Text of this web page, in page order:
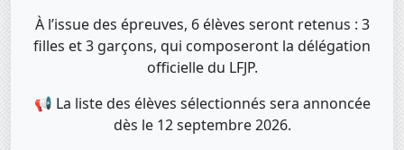
À l’issue des épreuves, 6 élèves seront retenus : 3
filles et 3 garçons, qui composeront la délégation
officielle du LFJP.
📢 La liste des élèves sélectionnés sera annoncée
dès le 12 septembre 2026.